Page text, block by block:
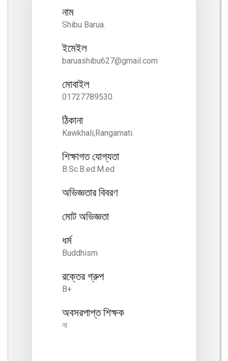
নাম
Shibu Barua.
ইমেইল
baruashibu627@gmail.com
মোবাইল
01727789530
ঠিকানা
Kawkhali,Rangamati.
শিক্ষাগত যোগ্যতা
B.Sc.B.ed.M.ed
অভিজ্ঞতার বিবরণ
মোট অভিজ্ঞতা
ধর্ম
Buddhism
রক্তের গ্রুপ
B+
অবসরপাপ্ত শিক্ষক
না